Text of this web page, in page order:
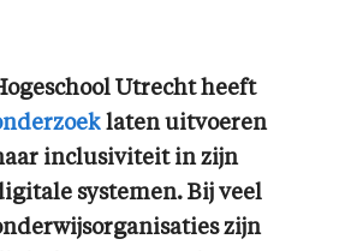
Utrecht heeft
laten uitvoeren
inclusiviteit in zijn
systemen. Bij veel
zijn